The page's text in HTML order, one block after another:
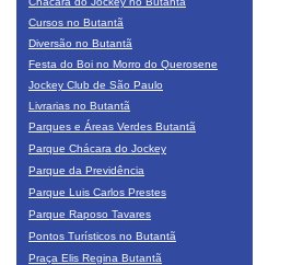
Cursos no Butantã
Diversão no Butantã
Festa do Boi no Morro do Querosene
Jockey Club de São Paulo
Livrarias no Butantã
Parques e Áreas Verdes Butantã
Parque Chácara do Jockey
Parque da Previdência
Parque Luis Carlos Prestes
Parque Raposo Tavares
Pontos Turísticos no Butantã
Praça Elis Regina Butantã